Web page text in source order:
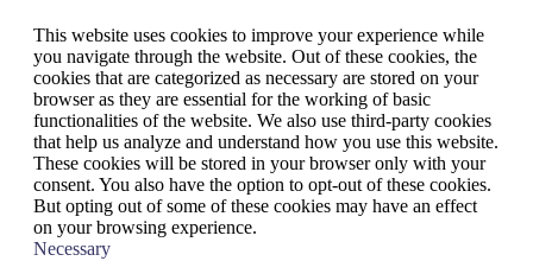
This website uses cookies to improve your experience while
you navigate through the website. Out of these cookies, the
cookies that are categorized as necessary are stored on your
browser as they are essential for the working of basic
functionalities of the website. We also use third-party cookies
that help us analyze and understand how you use this website.
These cookies will be stored in your browser only with your
consent. You also have the option to opt-out of these cookies.
But opting out of some of these cookies may have an effect
on your browsing experience.
Necessary